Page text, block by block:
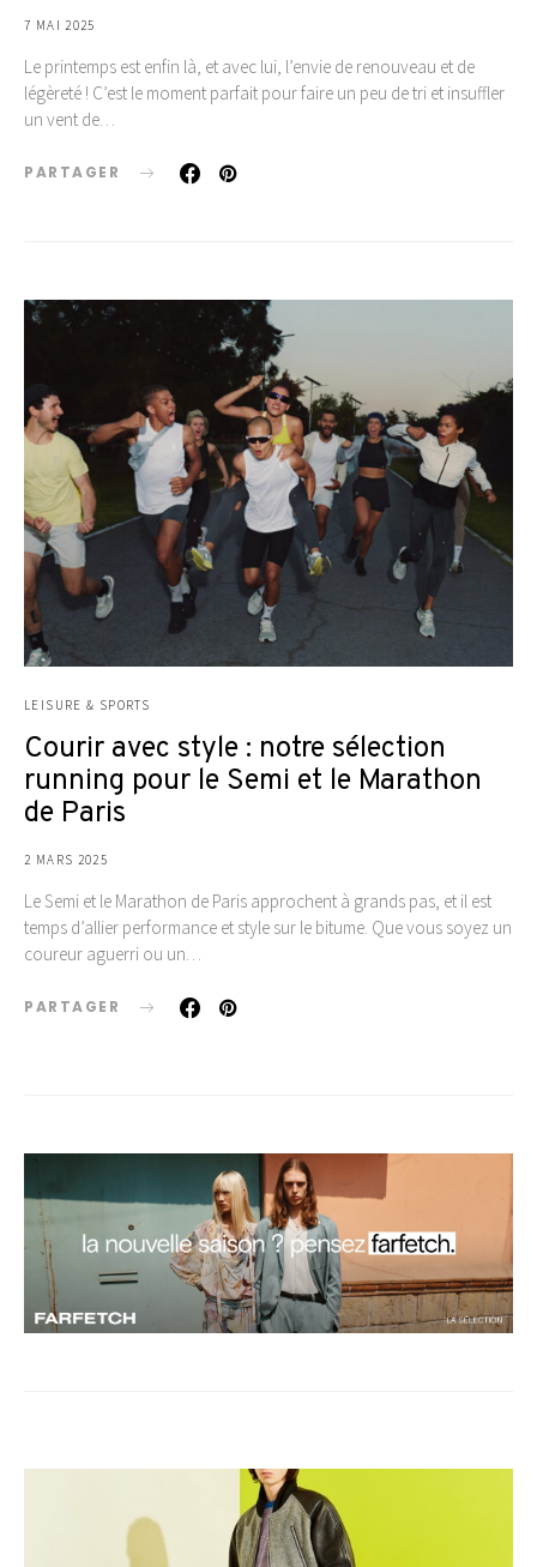
7 MAI 2025
Le printemps est enfin là, et avec lui, l’envie de renouveau et de
légèreté ! C’est le moment parfait pour faire un peu de tri et insuffler
un vent de…
PARTAGER
LEISURE & SPORTS
Courir avec style : notre sélection
running pour le Semi et le Marathon
de Paris
2 MARS 2025
Le Semi et le Marathon de Paris approchent à grands pas, et il est
temps d’allier performance et style sur le bitume. Que vous soyez un
coureur aguerri ou un…
PARTAGER